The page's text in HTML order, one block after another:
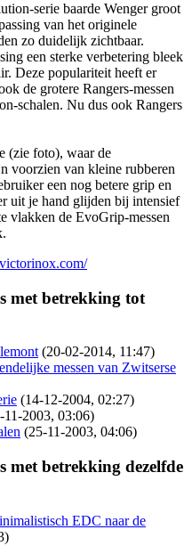
serie baarde Wenger groot
van het originele
zo duidelijk zichtbaar.
een sterke verbetering bleek
Deze populariteit heeft er
de grotere Rangers-messen
schalen. Nu dus ook Rangers
(zie foto), waar de
voorzien van kleine rubberen
een nog betere grip en
uit je hand glijden bij intensief
vlakken de EvoGrip-messen
met betrekking tot
(20-02-2014, 11:47)
messen van Zwitserse
(14-12-2004, 02:27)
11-2003, 03:06)
(25-11-2003, 04:06)
met betrekking dezelfde
EDC naar de